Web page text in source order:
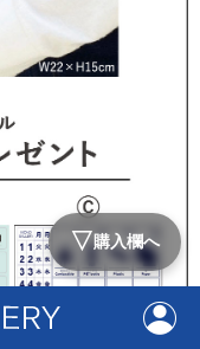
▽購入欄へ